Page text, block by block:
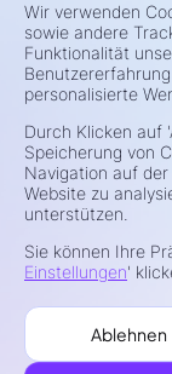
sind
schnellen
ist
Potenzial für
vor dem Handel
finanzielle
über die Risiken
unabhängigen
Handeln Sie nicht
zu verlieren.
Risikohinweis
Wir verwenden
sowie andere
Funktionalität
personalisierte
Durch Klicken auf
Speicherung von
Navigation auf
Website zu
unterstützen.
Sie können Ihre
Einstellungen'
Ablehnen